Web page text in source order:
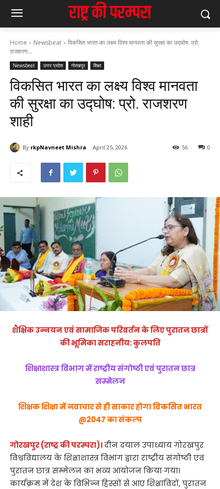
Home Newsbeat
विकसित भारत का लक्ष्य विश्व मानवता की सुरक्षा का उद्घोष: प्रो.
राजशरण...
Newsbeat उत्तर प्रदेश गोरखपुर शिक्षा
विकसित भारत का लक्ष्य विश्व मानवता
की सुरक्षा का उद्घोष: प्रो. राजशरण
शाही
By rkpNavneet Mishra April 25, 2026 0
56
शैक्षिक उन्नयन एवं सामाजिक परिवर्तन के लिए पुरातन छात्रों
की भूमिका सराहनीय: कुलपति
शिक्षाशास्त्र विभाग में राष्ट्रीय संगोष्ठी एवं पुरातन छात्र
सम्मेलन
शिक्षक शिक्षा में नवाचार से ही साकार होगा विकसित भारत
@2047 का संकल्प
गोरखपुर (राष्ट्र की परम्परा)।दीन दयाल उपाध्याय गोरखपुर
विश्वविद्यालय के शिक्षाशास्त्र विभाग द्वारा राष्ट्रीय संगोष्ठी एवं
पुरातन छात्र सम्मेलन का भव्य आयोजन किया गया।
कार्यक्रम में देश के विभिन्न हिस्सों से आए शिक्षाविदों, पुरातन